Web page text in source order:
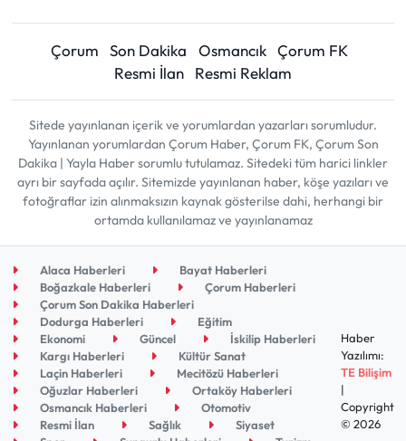
Çorum Son Dakika Osmancık Çorum FK
Resmi İlan
Resmi Reklam
Sitede yayınlanan içerik ve yorumlardan yazarları sorumludur.
Yayınlanan yorumlardan Çorum Haber, Çorum FK, Çorum Son
Dakika | Yayla Haber sorumlu tutulamaz. Sitedeki tüm harici linkler
ayrı bir sayfada açılır. Sitemizde yayınlanan haber, köşe yazıları ve
fotoğraflar izin alınmaksızın kaynak gösterilse dahi, herhangi bir
ortamda kullanılamaz ve yayınlanamaz
Alaca Haberleri
Bayat Haberleri
Boğazkale Haberleri
Çorum Haberleri
Çorum Son Dakika Haberleri
Dodurga Haberleri
Eğitim
Ekonomi
Güncel
İskilip Haberleri
Kargı Haberleri
Kültür Sanat
Laçin Haberleri
Mecitözü Haberleri
Oğuzlar Haberleri
Ortaköy Haberleri
Osmancık Haberleri
Otomotiv
Resmi İlan
Sağlık
Siyaset
Haber
Yazılımı:
TE Bilişim
|
Copyright
© 2026